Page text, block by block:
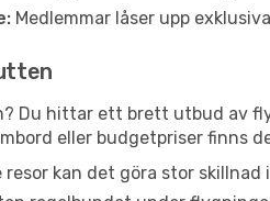
Medlemmar låser upp
Du hittar ett brett utbud av
eller budgetpriser finns
resor kan det göra stor